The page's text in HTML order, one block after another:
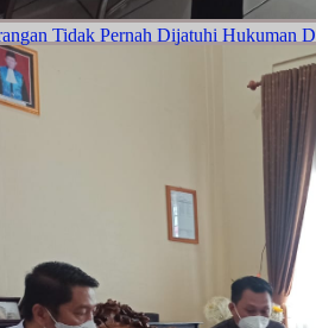
Usulan Pensiun Penuh
Tidak Pernah Dijatuhi Hukuman
Kenaikan Pangkat
Layanan
Hukum
Gratis
Hukum
Perkara
Hukum
Surat Kuasa